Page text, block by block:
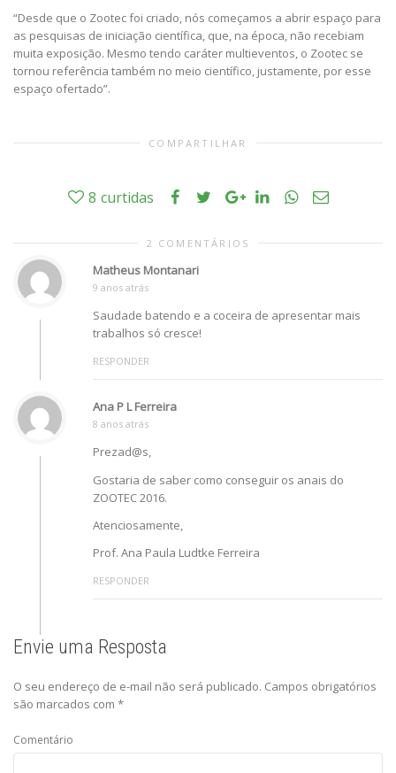
“Desde que o Zootec foi criado, nós começamos a abrir espaço para
as pesquisas de iniciação científica, que, na época, não recebiam
muita exposição. Mesmo tendo caráter multieventos, o Zootec se
tornou referência também no meio científico, justamente, por esse
espaço ofertado”.
COMPARTILHAR
8 curtidas
2 COMENTÁRIOS
Matheus Montanari
9 anos atrás
Saudade batendo e a coceira de apresentar mais
trabalhos só cresce!
RESPONDER
Ana P L Ferreira
8 anos atrás
Prezad@s,
Gostaria de saber como conseguir os anais do
ZOOTEC 2016.
Atenciosamente,
Prof. Ana Paula Ludtke Ferreira
RESPONDER
Envie uma Resposta
O seu endereço de e-mail não será publicado. Campos obrigatórios
são marcados com *
Comentário